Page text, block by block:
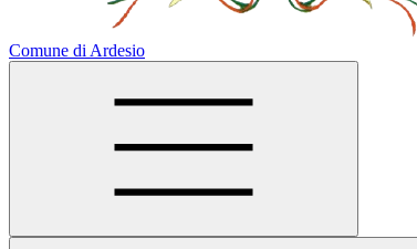
Comune di Ardesio